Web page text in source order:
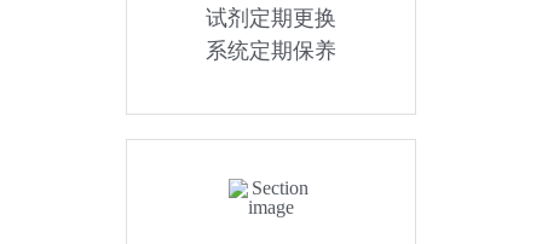
试剂定期更换
系统定期保养